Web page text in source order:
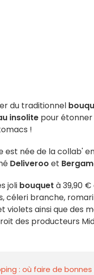
du traditionnel
insolite pour
!
est née de la collab'
Deliveroo et
joli bouquet à 39,90
céleri branche,
violets ainsi que des
des producteurs
: où faire de